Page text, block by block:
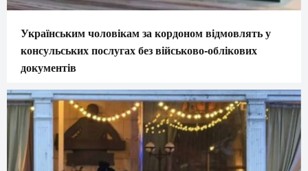
Українським чоловікам за кордоном відмовлять у
консульських послугах без військово-облікових
документів